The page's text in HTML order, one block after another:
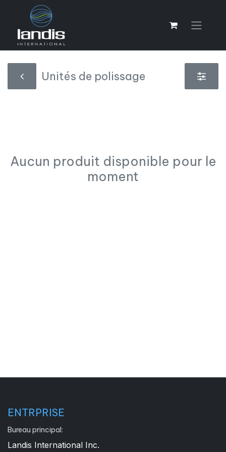
Unités de polissage
Aucun produit disponible pour le
moment
ENTRPRISE
Bureau principal:
Landis International Inc.